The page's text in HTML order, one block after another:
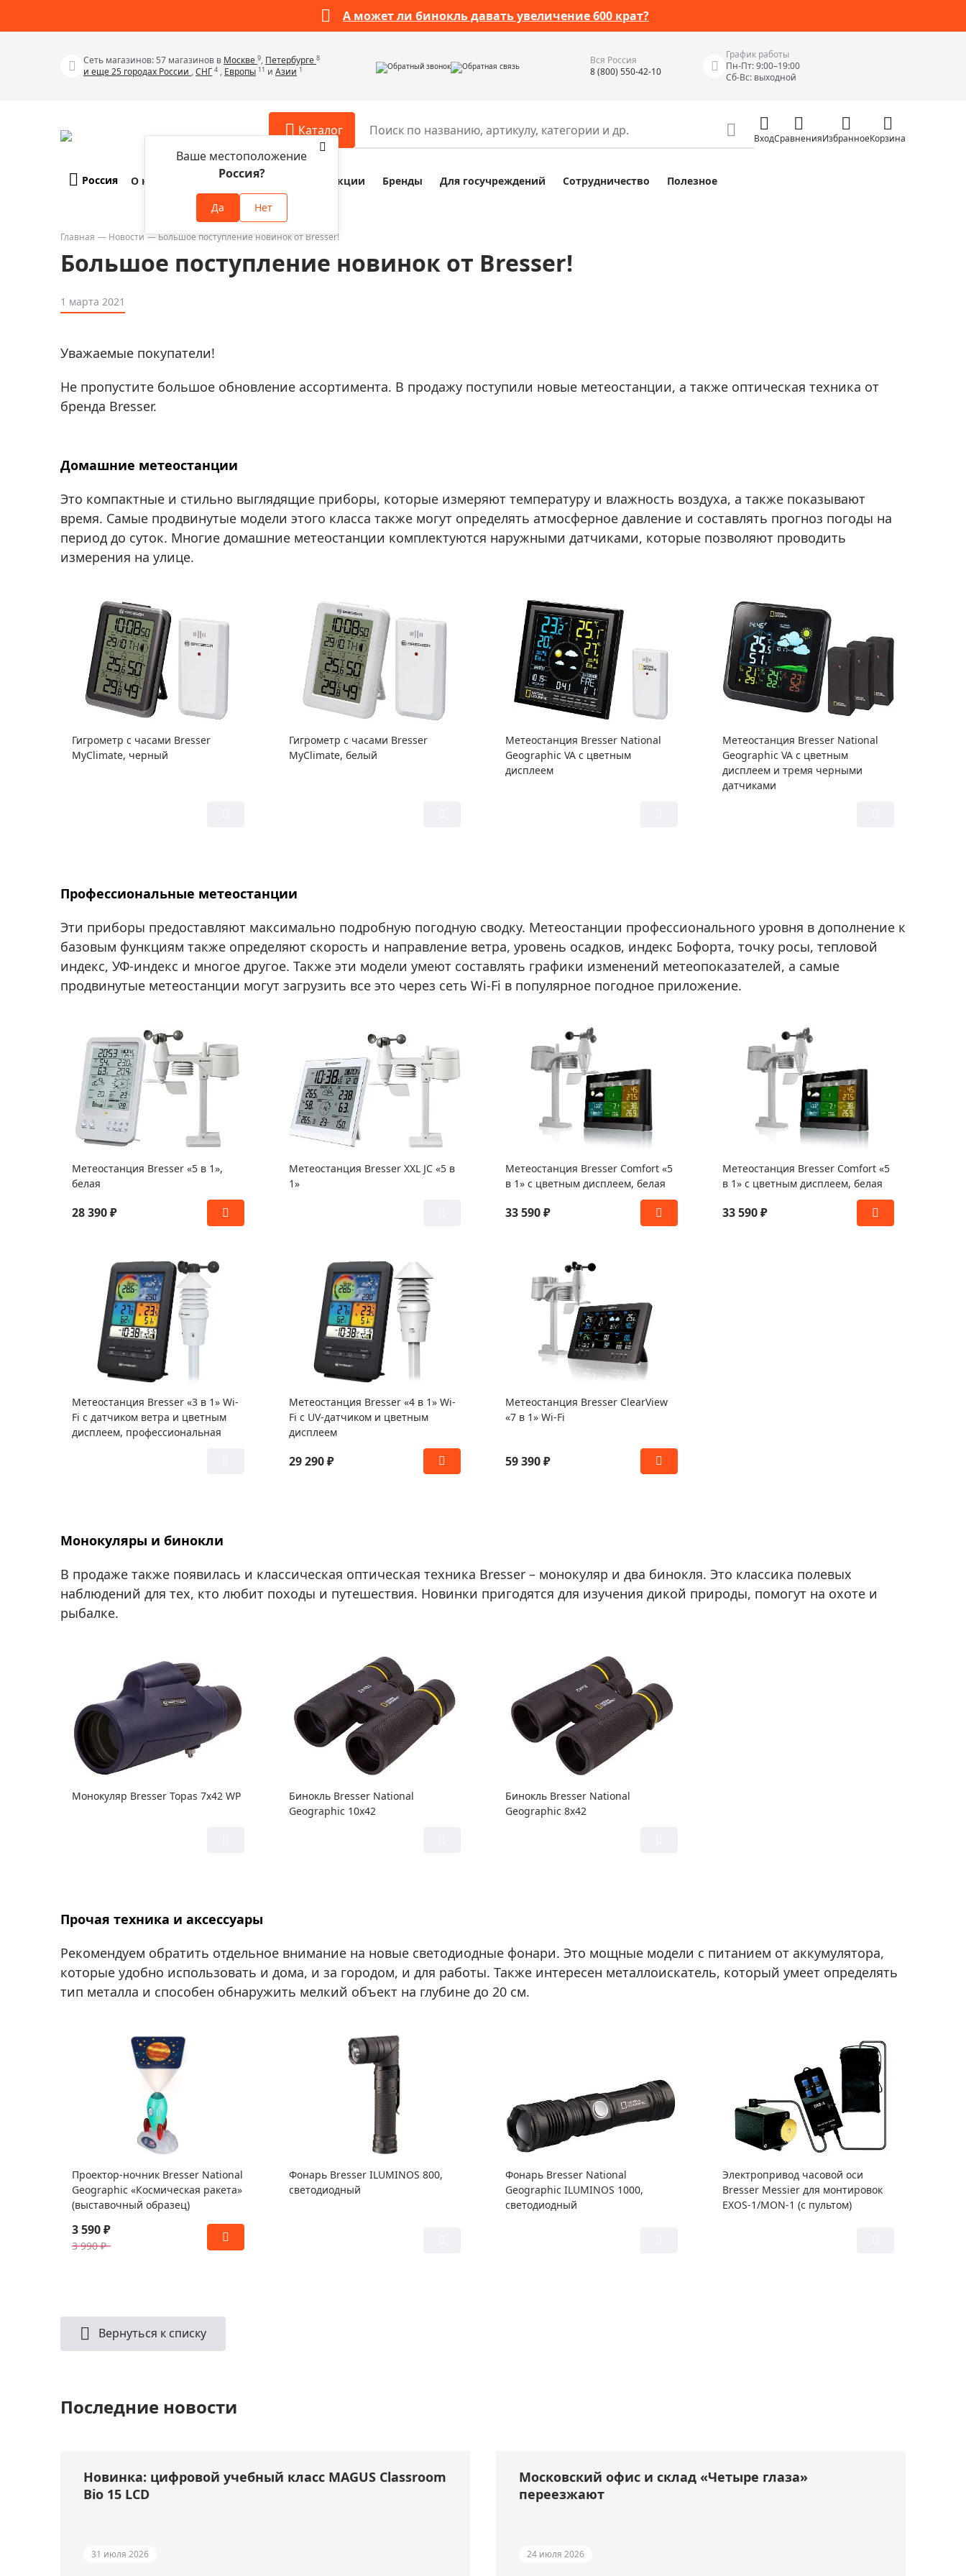
А может ли бинокль давать увеличение 600 крат?
Сеть магазинов: 57 магазинов в Москве 9, Петербурге 8
и еще 25 городах России ,СНГ 4 , Европы 11 и Азии 1 Обратный звонок Обратная связь
Вся Россия
8 (800) 550-42-10
График работы
Пн-Пт: 9:00–19:00
Сб-Вс: выходной
Каталог
Телескопы
Бинокли
Зрительные трубы
Прицелы
Discovery (Дискавери)
Оптика для детей Levenhuk LabZZ
Астропланетарии
Подарки
Акции
Аксессуары для микроскопов
Аксессуары для зрительных труб
Распродажа оптики по специальным
Разное
Наборы исследователя Bresser Junior
Сумки, кейсы, чехлы
Элементы питания, карты памяти
Фотоловушки
Экшн-камеры
Измерительные инструменты
Влагомеры (датчики влажности)
Видеоэндоскопы
Курвиметры
Тестеры качества воды
Теодолиты
Прочее
ВходСравненияИзбранноеКорзина
Россия
Ваше местоположение
Россия?
Да Нет
О компании Оплата и доставка Акции Бренды Для госучреждений Сотрудничество Полезное
Главная Новости Большое поступление новинок от Bresser!
Большое поступление новинок от Bresser!
1 марта 2021
Уважаемые покупатели!
Не пропустите большое обновление ассортимента. В продажу поступили новые метеостанции, а также оптическая техника от
бренда Bresser.
Домашние метеостанции
Это компактные и стильно выглядящие приборы, которые измеряют температуру и влажность воздуха, а также показывают
время. Самые продвинутые модели этого класса также могут определять атмосферное давление и составлять прогноз погоды на
период до суток. Многие домашние метеостанции комплектуются наружными датчиками, которые позволяют проводить
измерения на улице.
Гигрометр с часами Bresser
MyClimate, черный
Гигрометр с часами Bresser
MyClimate, белый
Метеостанция Bresser National
Geographic VA с цветным
дисплеем
Метеостанция Bresser National
Geographic VA с цветным
дисплеем и тремя черными
датчиками
Профессиональные метеостанции
Эти приборы предоставляют максимально подробную погодную сводку. Метеостанции профессионального уровня в дополнение к
базовым функциям также определяют скорость и направление ветра, уровень осадков, индекс Бофорта, точку росы, тепловой
индекс, УФ-индекс и многое другое. Также эти модели умеют составлять графики изменений метеопоказателей, а самые
продвинутые метеостанции могут загрузить все это через сеть Wi-Fi в популярное погодное приложение.
Метеостанция Bresser «5 в 1»,
белая
28 390 ₽
Метеостанция Bresser XXL JC «5 в
1»
Метеостанция Bresser Comfort «5
в 1» с цветным дисплеем, белая
33 590 ₽
Метеостанция Bresser Comfort «5
в 1» с цветным дисплеем, белая
33 590 ₽
Метеостанция Bresser «3 в 1» Wi-
Fi с датчиком ветра и цветным
дисплеем, профессиональная
Метеостанция Bresser «4 в 1» Wi-
Fi с UV-датчиком и цветным
дисплеем
29 290 ₽
Метеостанция Bresser ClearView
«7 в 1» Wi-Fi
59 390 ₽
Монокуляры и бинокли
В продаже также появилась и классическая оптическая техника Bresser – монокуляр и два бинокля. Это классика полевых
наблюдений для тех, кто любит походы и путешествия. Новинки пригодятся для изучения дикой природы, помогут на охоте и
рыбалке.
Монокуляр Bresser Topas 7x42 WP
Бинокль Bresser National
Geographic 10x42
Бинокль Bresser National
Geographic 8x42
Прочая техника и аксессуары
Рекомендуем обратить отдельное внимание на новые светодиодные фонари. Это мощные модели с питанием от аккумулятора,
которые удобно использовать и дома, и за городом, и для работы. Также интересен металлоискатель, который умеет определять
тип металла и способен обнаружить мелкий объект на глубине до 20 см.
Проектор-ночник Bresser National
Geographic «Космическая ракета»
(выставочный образец)
3 590 ₽
3 990 ₽
Фонарь Bresser ILUMINOS 800,
светодиодный
Фонарь Bresser National
Geographic ILUMINOS 1000,
светодиодный
Электропривод часовой оси
Bresser Messier для монтировок
EXOS-1/MON-1 (с пультом)
Вернуться к списку
Последние новости
Новинка: цифровой учебный класс MAGUS Classroom
Bio 15 LCD
31 июля 2026
Московский офис и склад «Четыре глаза»
переезжают
24 июля 2026